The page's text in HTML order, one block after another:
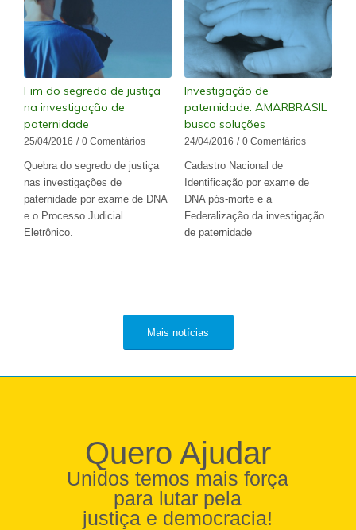
Fim do segredo de justiça
na investigação de
paternidade
25/04/2016 / 0 Comentários
Quebra do segredo de justiça
nas investigações de
paternidade por exame de DNA
e o Processo Judicial
Eletrônico.
Investigação de
paternidade: AMARBRASIL
busca soluções
24/04/2016 / 0 Comentários
Cadastro Nacional de
Identificação por exame de
DNA pós-morte e a
Federalização da investigação
de paternidade
Mais notícias
Quero Ajudar
Unidos temos mais força
para lutar pela
justiça e democracia!